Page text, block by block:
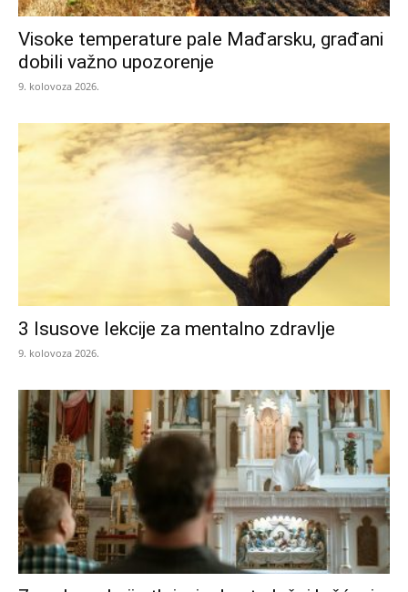
Visoke temperature pale Mađarsku, građani
dobili važno upozorenje
9. kolovoza 2026.
3 Isusove lekcije za mentalno zdravlje
9. kolovoza 2026.